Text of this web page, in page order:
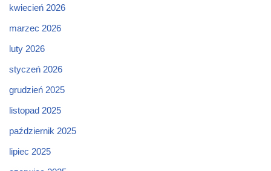
kwiecień 2026
marzec 2026
luty 2026
styczeń 2026
grudzień 2025
listopad 2025
październik 2025
lipiec 2025